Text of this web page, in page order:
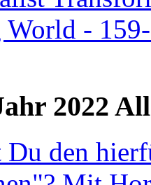
-
2022
Du den